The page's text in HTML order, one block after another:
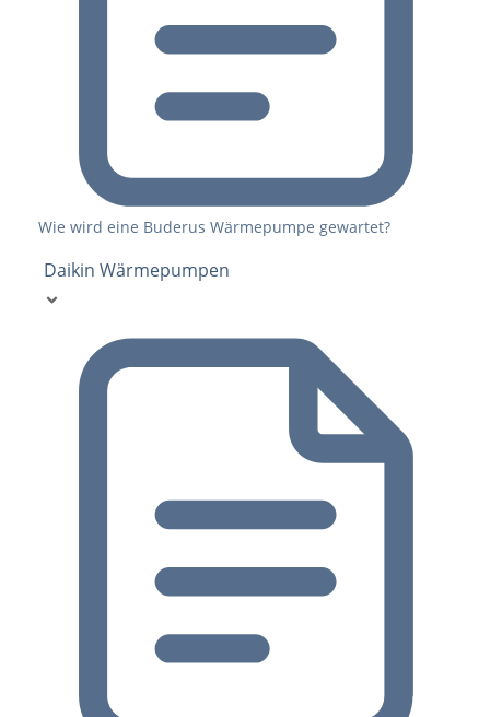
Wie wird eine Buderus Wärmepumpe gewartet?
Daikin Wärmepumpen